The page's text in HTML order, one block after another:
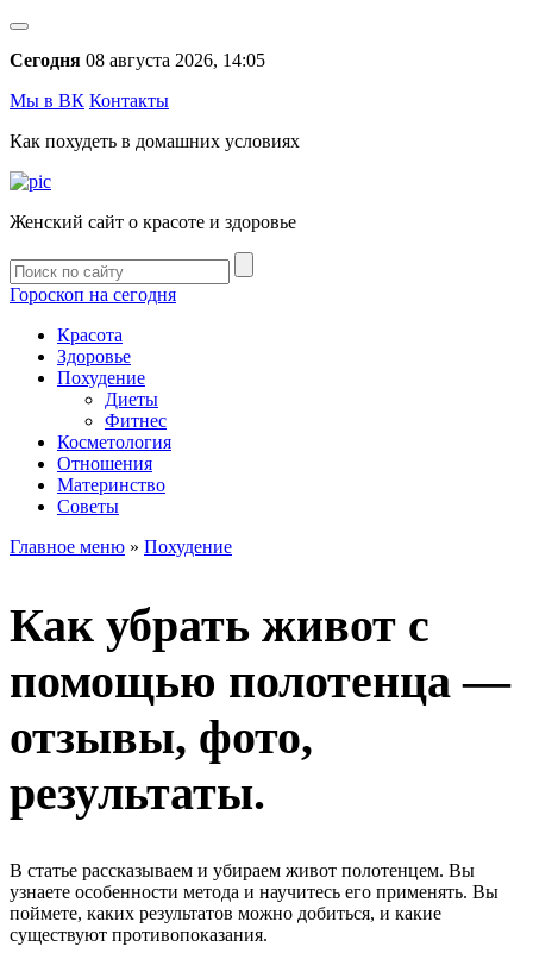
Сегодня 08 августа 2026, 14:05
Мы в ВК Контакты
Как похудеть в домашних условиях
Женский сайт о красоте и здоровье
Гороскоп на сегодня
Красота
Здоровье
Похудение
Диеты
Фитнес
Косметология
Отношения
Материнство
Советы
Главное меню » Похудение
Как убрать живот с
помощью полотенца —
отзывы, фото,
результаты.
В статье рассказываем и убираем живот полотенцем. Вы
узнаете особенности метода и научитесь его применять. Вы
поймете, каких результатов можно добиться, и какие
существуют противопоказания.